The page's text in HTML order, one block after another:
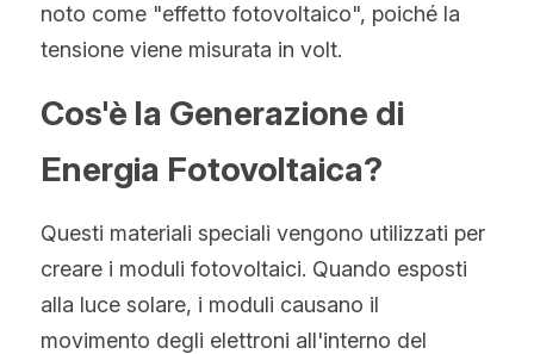
Ceco
Inglese
Finlandese
Olandese
Ucraino
noto come "effetto fotovoltaico", poiché la
tensione viene misurata in volt.
Cos'è la Generazione di
Energia Fotovoltaica?
Questi materiali speciali vengono utilizzati per
creare i moduli fotovoltaici. Quando esposti
alla luce solare, i moduli causano il
movimento degli elettroni all'interno del